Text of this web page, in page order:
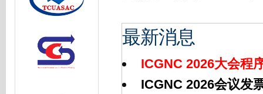
最新消息
ICGNC 2026大会程
ICGNC 2026会议发